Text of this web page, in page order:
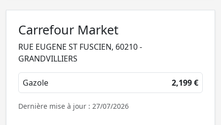
Carrefour Market
RUE EUGENE ST FUSCIEN, 60210 -
GRANDVILLIERS
Gazole 2,199 €
Dernière mise à jour : 27/07/2026